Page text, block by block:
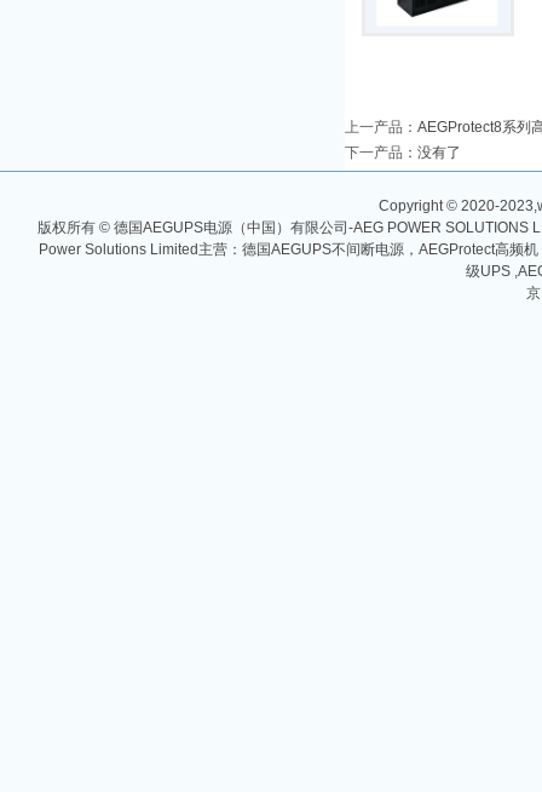
上一产品 ： AEGProtect8系列
下一产品 ：没有了
Copyright © 2020-
版权所有 © 德国AEGUPS电源（中国）有限公司-AEG POWER
Power Solutions Limited主营：德国AEGUPS不间断电源，AEGProtect高频
级UPS